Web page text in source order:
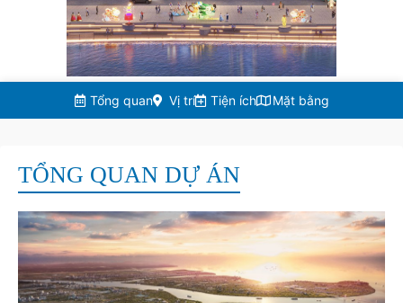
Tổng quan Vị trí Tiện ích Mặt bằng
TỔNG QUAN DỰ ÁN